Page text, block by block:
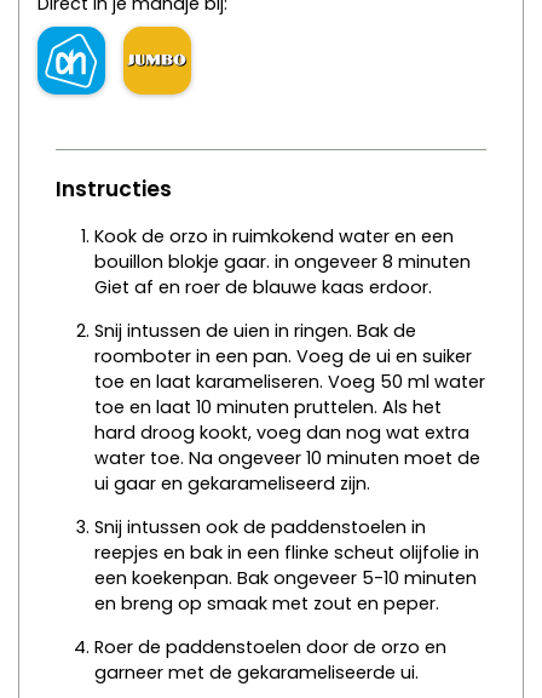
Instructies
Kook de orzo in ruimkokend water en een
bouillon blokje gaar. in ongeveer 8 minuten
Giet af en roer de blauwe kaas erdoor.
Snij intussen de uien in ringen. Bak de
roomboter in een pan. Voeg de ui en suiker
toe en laat karameliseren. Voeg 50 ml water
toe en laat 10 minuten pruttelen. Als het
hard droog kookt, voeg dan nog wat extra
water toe. Na ongeveer 10 minuten moet de
ui gaar en gekarameliseerd zijn.
Snij intussen ook de paddenstoelen in
reepjes en bak in een flinke scheut olijfolie in
een koekenpan. Bak ongeveer 5-10 minuten
en breng op smaak met zout en peper.
Roer de paddenstoelen door de orzo en
garneer met de gekarameliseerde ui.